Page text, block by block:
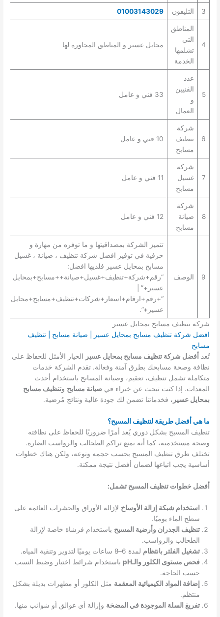
3 التليفون 01003143029
4
المناطق
التي
تشلمها
الخدمة
محايل عسير و المناطق المجاورة لها
5
عدد
الفنيين
و
العمال
33 فني و عامل
6
شركة
تنظيف
مسابح
10 فني و عامل
7
شركة
غسيل
مسابح
11 فني و عامل
8
شركة
صيانة
مسابح
12 فني و عامل
9 الوصف
تتميز الشركة بمصداقيتها و ما توفره من مهارة و
حرفية في توفير افضل شركة تنظيف ، صيانة ، غسيل
مسابح بمحايل عسير فلديها افضل:
“رقم+شركة+تنظيف+غسيل+صيانة++مسابح+بمحايل
عسير+” |
“+رقم+ارقام+اسعار+شركات+تنظيف+مسابح+محايل
عسير+”.
شركه تنظيف مسابح بمحايل عسير
افضل شركة تنظيف مسابح بمحايل عسير | صيانة مسابح | تنظيف
مسابح
تُعد أفضل شركة تنظيف مسابح بمحايل عسير الخيار الأمثل للحفاظ على
نظافة وصحة مسابحك بطرق آمنة وفعالة. تقدم الشركة خدمات
متكاملة تشمل تنظيف، تعقيم، وصيانة المسابح باستخدام أحدث
المعدات. إذا كنت تبحث عن خبراء فيصيانة مسابح وتنظيف مسابح
بمحايل عسير ، فخدماتنا تضمن لك جودة عالية ونتائج مُرضية.
ما هي أفضل طريقة لتنظيف المسبح؟
تنظيف المسبح بشكل دوري يُعد أمرًا ضروريًا للحفاظ على نظافته
وصحة مستخدميه، كما أنه يمنع تراكم الطحالب والرواسب الضارة.
تختلف طرق تنظيف المسبح بحسب حجمه ونوعه، ولكن هناك خطوات
أساسية يجب اتباعها لضمان أفضل نتيجة ممكنة.
أفضل خطوات تنظيف المسبح تشمل:
استخدام شبكة إزالة الأوساخ لإزالة الأوراق والحشرات العائمة على
سطح الماء يوميًا.
تنظيف الجدران وأرضية المسبح باستخدام فرشاة خاصة لإزالة
الطحالب والرواسب.
تشغيل الفلتر بانتظام لمدة 6–8 ساعات يوميًا لتدوير وتنقية المياه.
فحص مستوى الكلور والـpH
باستخدام شرائط اختبار وضبط النسب
حسب الحاجة.
إضافة المواد الكيميائية المعقمة مثل الكلور أو مطهرات بديلة بشكل
منتظم.
تفريغ السلة الموجودة في المضخة وإزالة أي عوالق أو شوائب منها.